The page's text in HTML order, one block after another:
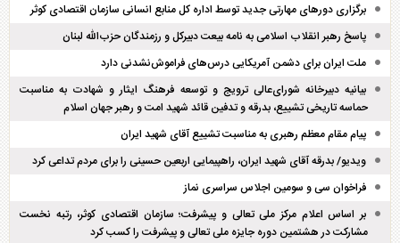
برگزاری دور‌های مهارتی جدید توسط اداره کل منابع انسانی سازمان اقتصادی کوثر
پاسخ رهبر انقلاب اسلامی به نامه بیعت دبیرکل و رزمندگان حزب‌الله لبنان
ملت ایران برای دشمن آمریکایی درس‌های فراموش‌نشدنی دارد
بیانیه دبیرخانه شورای‌عالی ترویج و توسعه فرهنگ ایثار و شهادت به مناسبت
حماسه تاریخی تشییع، بدرقه و تدفین قائد شهید امت و رهبر جهان اسلام
پیام مقام معظم رهبری به مناسبت تشییع آقای شهید ایران
ویدیو/ بدرقه آقای شهید ایران، راهپیمایی اربعین حسینی را برای مردم تداعی کرد
فراخوان سی و سومین اجلاس سراسری نماز
بر اساس اعلام مرکز ملی تعالی و پیشرفت؛ سازمان اقتصادی کوثر، رتبه نخست
مشارکت در هشتمین دوره جایزه ملی تعالی و پیشرفت را کسب کرد